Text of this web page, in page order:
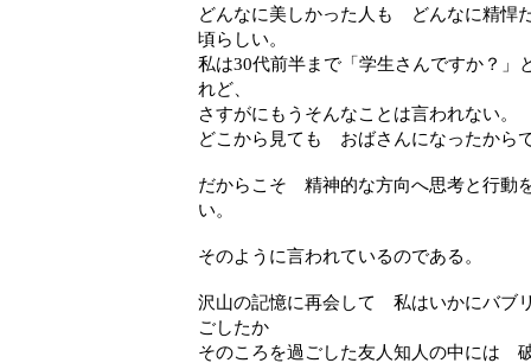
どんなに美しかった人も どんなに精悍
頃らしい。
私は30代前半まで「学生さんですか？
れど、
さすがにもうそんなことは言われない。
どこから見ても おばさんになったから
だからこそ 精神的な方向へ思考と行動
い。
そのように言われているのである。
沢山の記憶に再会して 私はいかにバブ
ごしたか
そのころを過ごした友人知人の中には